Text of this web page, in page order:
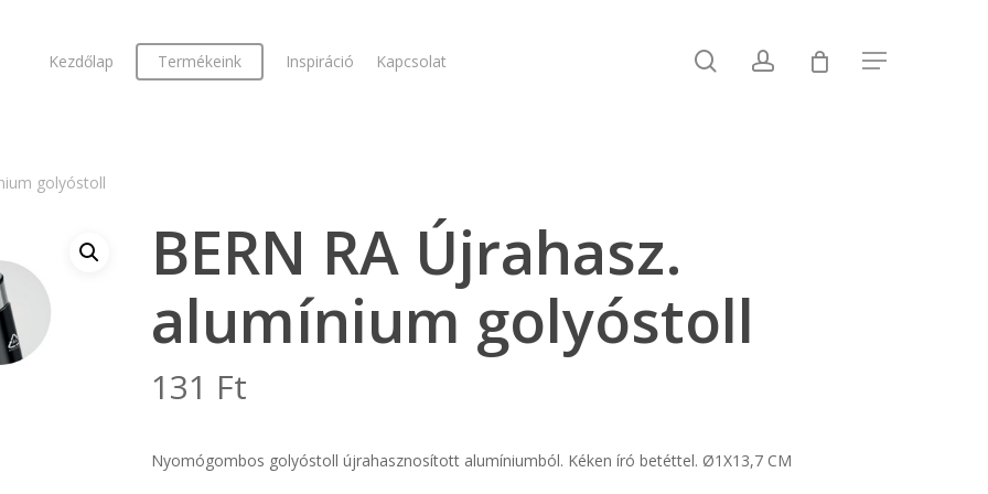
Kezdőlap Termékeink Inspiráció Kapcsolat searchaccount Menu
golyóstoll
BERN RA Újrahasz.
alumínium golyóstoll
131 Ft
Nyomógombos golyóstoll újrahasznosított alumíniumból. Kéken író betéttel. Ø1X13,7 CM